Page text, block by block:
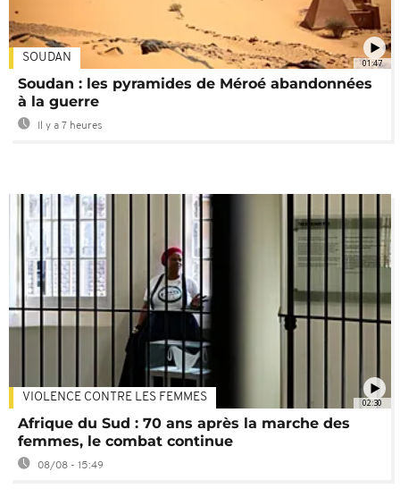
01:47
SOUDAN
Soudan : les pyramides de Méroé abandonnées
à la guerre
Il y a 7 heures
02:30
VIOLENCE CONTRE LES FEMMES
Afrique du Sud : 70 ans après la marche des
femmes, le combat continue
08/08 - 15:49